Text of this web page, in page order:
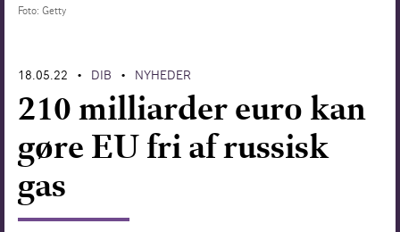
Foto: Getty
18.05.22 • DIB • NYHEDER
210 milliarder euro kan
gøre EU fri af russisk
gas